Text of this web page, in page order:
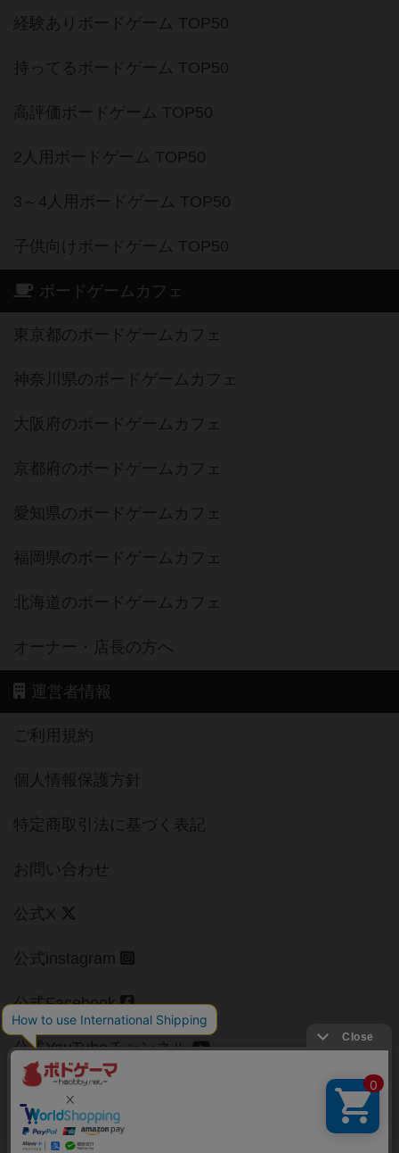
経験ありボードゲーム TOP50
持ってるボードゲーム TOP50
高評価ボードゲーム TOP50
2人用ボードゲーム TOP50
3～4人用ボードゲーム TOP50
子供向けボードゲーム TOP50
ボードゲームカフェ
東京都のボードゲームカフェ
神奈川県のボードゲームカフェ
大阪府のボードゲームカフェ
京都府のボードゲームカフェ
愛知県のボードゲームカフェ
福岡県のボードゲームカフェ
北海道のボードゲームカフェ
オーナー・店長の方へ
運営者情報
ご利用規約
個人情報保護方針
特定商取引法に基づく表記
お問い合わせ
公式X
公式instagram
公式Facebook
公式YouTubeチャンネル